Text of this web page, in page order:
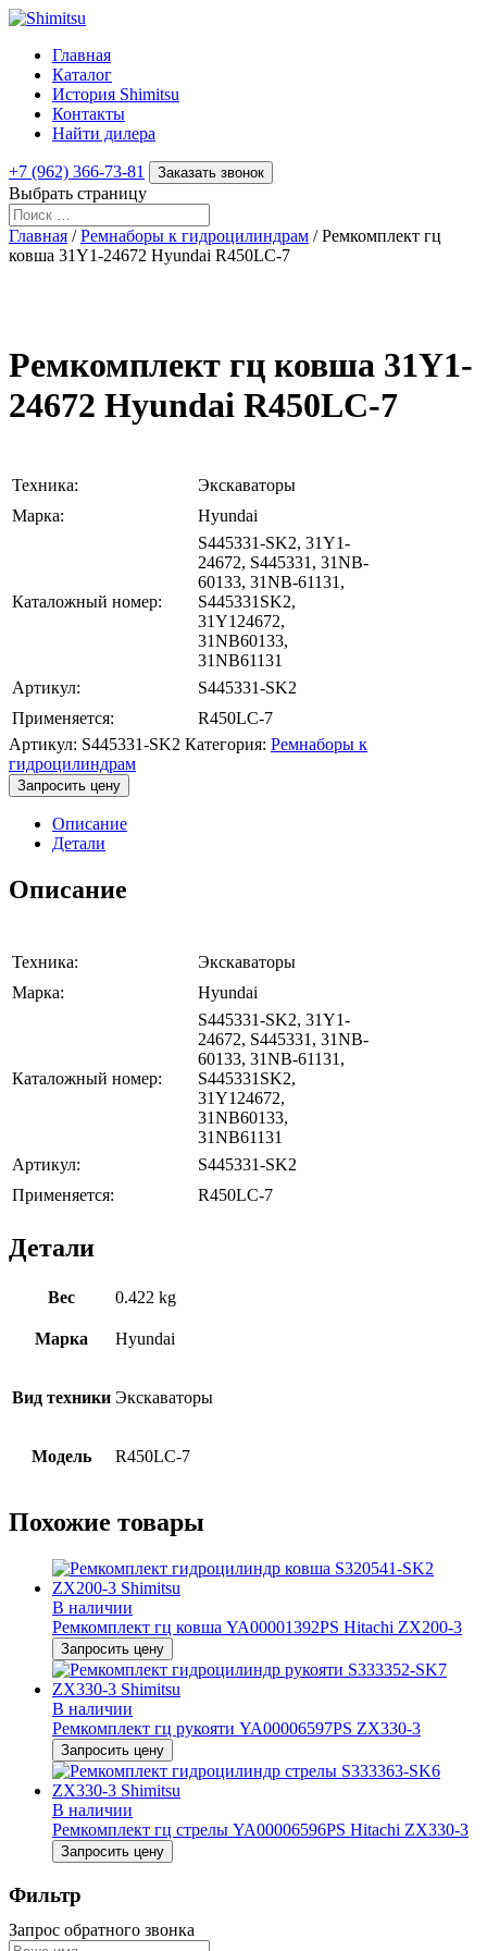
Главная
Каталог
История Shimitsu
Контакты
Найти дилера
+7 (962) 366-73-81 Заказать звонок
Выбрать страницу
Главная /Ремнаборы к гидроцилиндрам / Ремкомплект гц
ковша 31Y1-24672 Hyundai R450LC-7
Ремкомплект гц ковша 31Y1-
24672 Hyundai R450LC-7
Техника:
Экскаваторы
Марка:
Hyundai
Каталожный номер:
S445331-SK2, 31Y1-
24672, S445331, 31NB-
60133, 31NB-61131,
S445331SK2,
31Y124672,
31NB60133,
31NB61131
Артикул:
S445331-SK2
Применяется:
R450LC-7
Артикул: S445331-SK2 Категория: Ремнаборы к
гидроцилиндрам
Запросить цену
Описание
Детали
Описание
Техника:
Экскаваторы
Марка:
Hyundai
Каталожный номер:
S445331-SK2, 31Y1-
24672, S445331, 31NB-
60133, 31NB-61131,
S445331SK2,
31Y124672,
31NB60133,
31NB61131
Артикул:
S445331-SK2
Применяется:
R450LC-7
Детали
Вес 0.422 kg
Марка Hyundai
Вид техники Экскаваторы
Модель R450LC-7
Похожие товары
В наличии
Ремкомплект гц ковша YA00001392PS Hitachi ZX200-3
Запросить цену
В наличии
Ремкомплект гц рукояти YA00006597PS ZX330-3
Запросить цену
В наличии
Ремкомплект гц стрелы YA00006596PS Hitachi ZX330-3
Запросить цену
Фильтр
Запрос обратного звонка